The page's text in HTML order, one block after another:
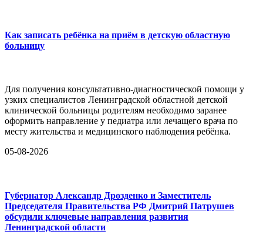
Как записать ребёнка на приём в детскую областную
больницу
Для получения консультативно-диагностической помощи у
узких специалистов Ленинградской областной детской
клинической больницы родителям необходимо заранее
оформить направление у педиатра или лечащего врача по
месту жительства и медицинского наблюдения ребёнка.
05-08-2026
Губернатор Александр Дрозденко и Заместитель
Председателя Правительства РФ Дмитрий Патрушев
обсудили ключевые направления развития
Ленинградской области